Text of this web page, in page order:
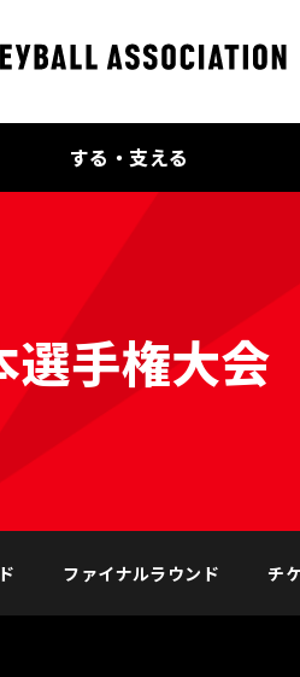
する・支える
選手権大会
ファイナルラウンド チ